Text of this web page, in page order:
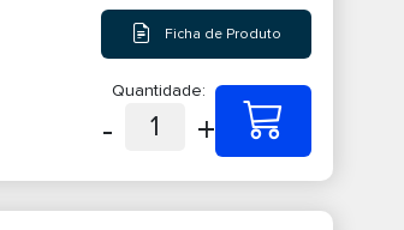
Ficha de Produto
Quantidade:
- 1 +